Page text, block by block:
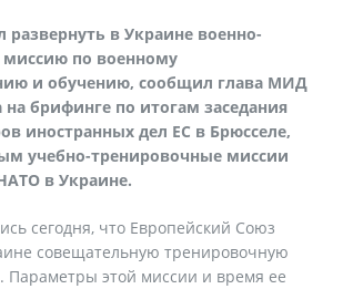
в Украине военно-
по военному
и обучению, сообщил глава МИД
брифинге по итогам заседания
иностранных дел ЕС в Брюсселе,
учебно-тренировочные миссии
в Украине.
сегодня, что Европейский Союз
совещательную тренировочную
этой миссии и время ее